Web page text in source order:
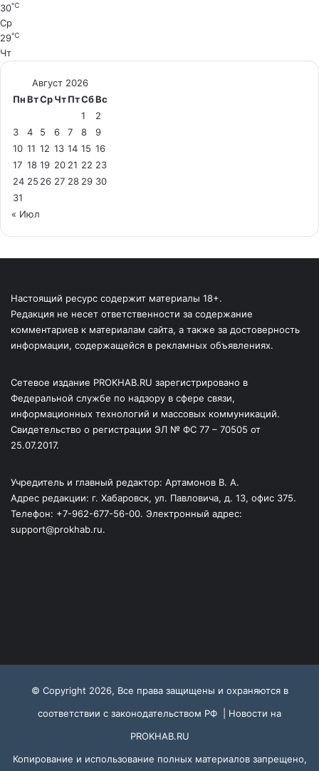
30℃
Ср
29℃
Чт
Август 2026
ПнВтСрЧтПтСбВс
1
2
3
4 5 6 7 8
9
10 11 12 13 14 15 16
17 18 19 20 21 22 23
24 25 26 27 28 29 30
31
« Июл
Настоящий ресурс содержит материалы 18+.
Редакция не несет ответственности за содержание
комментариев к материалам сайта, а также за достоверность
информации, содержащейся в рекламных объявлениях.
Сетевое издание PROKHAB.RU зарегистрировано в
Федеральной службе по надзору в сфере связи,
информационных технологий и массовых коммуникаций.
Свидетельство о регистрации ЭЛ № ФС 77 – 70505 от
25.07.2017.
Учредитель и главный редактор: Артамонов В. А.
Адрес редакции: г. Хабаровск, ул. Павловича, д. 13, офис 375.
Телефон: +7-962-677-56-00. Электронный адрес:
support@prokhab.ru.
© Copyright 2026, Все права защищены и охраняются в
соответствии с законодательством РФ | Новости на
PROKHAB.RU
Копирование и использование полных материалов запрещено,